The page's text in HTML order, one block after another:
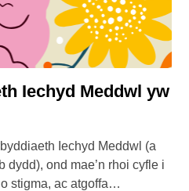
Iechyd Meddwl yw
Iechyd Meddwl (a
dydd), ond mae’n rhoi cyfle i
stigma, ac atgoffa…